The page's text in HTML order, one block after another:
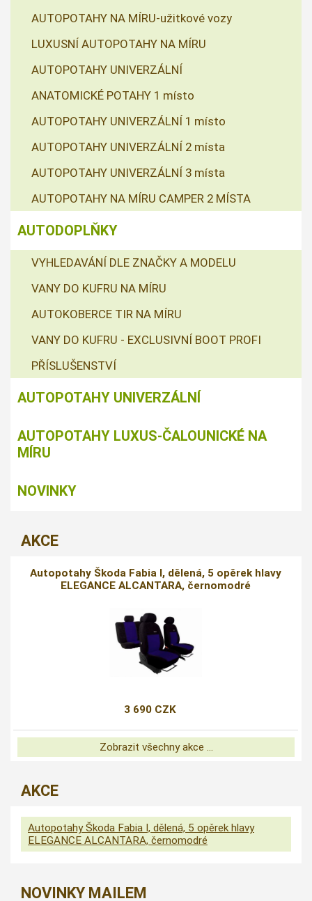
AUTOPOTAHY NA MÍRU-užitkové vozy
LUXUSNÍ AUTOPOTAHY NA MÍRU
AUTOPOTAHY UNIVERZÁLNÍ
ANATOMICKÉ POTAHY 1 místo
AUTOPOTAHY UNIVERZÁLNÍ 1 místo
AUTOPOTAHY UNIVERZÁLNÍ 2 místa
AUTOPOTAHY UNIVERZÁLNÍ 3 místa
AUTOPOTAHY NA MÍRU CAMPER 2 MÍSTA
AUTODOPLŇKY
VYHLEDAVÁNÍ DLE ZNAČKY A MODELU
VANY DO KUFRU NA MÍRU
AUTOKOBERCE TIR NA MÍRU
VANY DO KUFRU - EXCLUSIVNÍ BOOT PROFI
PŘÍSLUŠENSTVÍ
AUTOPOTAHY UNIVERZÁLNÍ
AUTOPOTAHY LUXUS-ČALOUNICKÉ NA
MÍRU
NOVINKY
AKCE
Autopotahy Škoda Fabia I, dělená, 5 opěrek hlavy
ELEGANCE ALCANTARA, černomodré
3 690 CZK
Zobrazit všechny akce ...
AKCE
Autopotahy Škoda Fabia I, dělená, 5 opěrek hlavy
ELEGANCE ALCANTARA, černomodré
NOVINKY MAILEM